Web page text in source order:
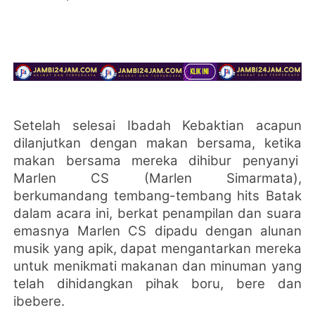
Setelah selesai Ibadah Kebaktian acapun
dilanjutkan dengan makan bersama, ketika
makan bersama mereka dihibur penyanyi
Marlen CS (Marlen Simarmata),
berkumandang tembang-tembang hits Batak
dalam acara ini, berkat penampilan dan suara
emasnya Marlen CS dipadu dengan alunan
musik yang apik, dapat mengantarkan mereka
untuk menikmati makanan dan minuman yang
telah dihidangkan pihak boru, bere dan
ibebere.